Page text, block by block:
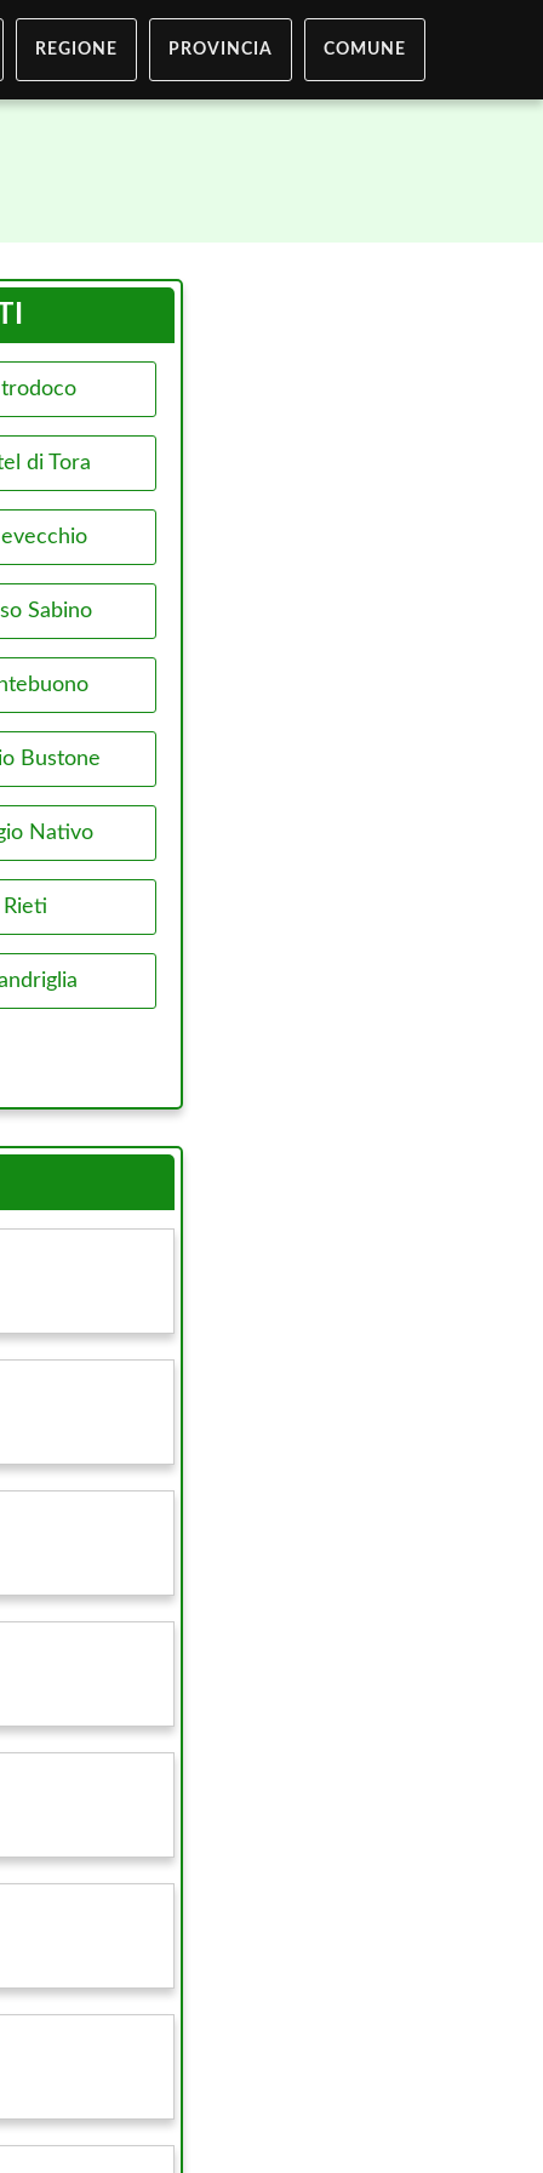
REGIONE PROVINCIA COMUNE
di Tora
Sabino
Bustone
Nativo
Rieti